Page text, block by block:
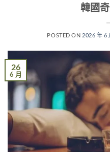
韓國
POSTED ON 2026 年 6
26
6 月